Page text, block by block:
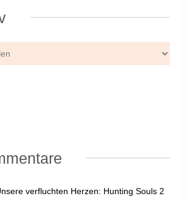
verfluchten Herzen: Hunting Souls 2